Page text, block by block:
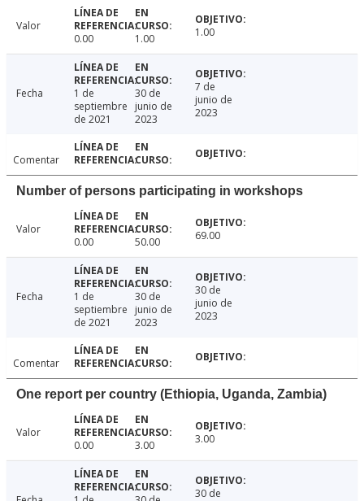
Valor
0.00
1.00 1.00
Fecha
1 de
septiembre
de 2021
30 de
junio de
2023
7 de
junio de
2023
Comentar
Number of persons participating in workshops
Valor
0.00
50.00 69.00
Fecha
1 de
septiembre
de 2021
30 de
junio de
2023
30 de
junio de
2023
Comentar
One report per country (Ethiopia, Uganda, Zambia)
Valor
0.00
3.00 3.00
30 de